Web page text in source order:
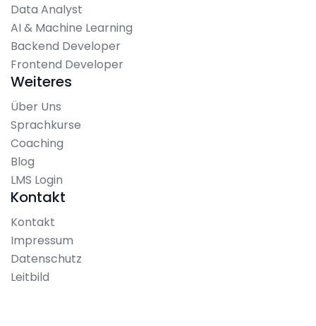
Data Analyst
AI & Machine Learning
Backend Developer
Frontend Developer
Weiteres
Über Uns
Sprachkurse
Coaching
Blog
LMS Login
Kontakt
Kontakt
Impressum
Datenschutz
Leitbild